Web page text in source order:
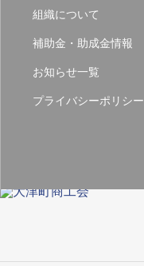
組織について
補助金・助成金情報
お知らせ一覧
プライバシーポリシー